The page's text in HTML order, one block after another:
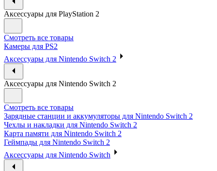
Аксессуары для PlayStation 2
Смотреть все товары
Камеры для PS2
Аксессуары для Nintendo Switch 2
Аксессуары для Nintendo Switch 2
Смотреть все товары
Зарядные станции и аккумуляторы для Nintendo Switch 2
Чехлы и накладки для Nintendo Switch 2
Карта памяти для Nintendo Switch 2
Геймпады для Nintendo Switch 2
Аксессуары для Nintendo Switch